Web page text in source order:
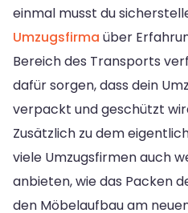
einmal musst du
Umzugsfirma über
Bereich des Transports
dafür sorgen, dass dein
verpackt und geschützt
Zusätzlich zu dem
viele Umzugsfirmen auch
anbieten, wie das Packen
den Möbelaufbau am